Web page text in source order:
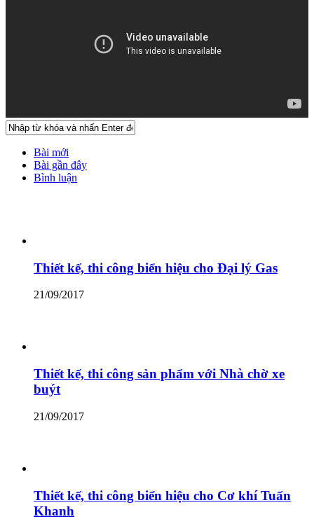
Bài mới
Bài gần đây
Bình luận
Thiết kế, thi công biển hiệu cho Đại lý Gas
21/09/2017
Thiết kế, thi công sản phẩm với Nhà chờ xe
buýt
21/09/2017
Thiết kế, thi công biển hiệu cho Cơ khí Tuấn
Khanh